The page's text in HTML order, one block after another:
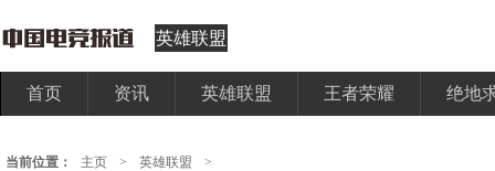
英雄联盟
首页 资讯 英雄联盟 王者荣耀 绝地
当前位置： 主页 > 英雄联盟 >